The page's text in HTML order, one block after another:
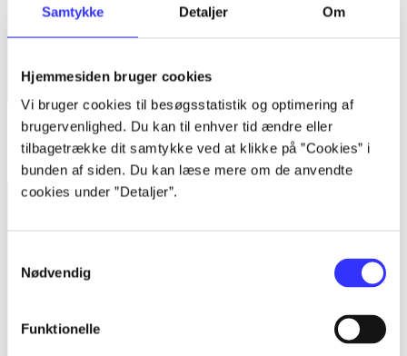
Samtykke Detaljer Om
Hjemmesiden bruger cookies
Vi bruger cookies til besøgsstatistik og optimering af
brugervenlighed. Du kan til enhver tid ændre eller
tilbagetrække dit samtykke ved at klikke på ”Cookies” i
bunden af siden. Du kan læse mere om de anvendte
cookies under ”Detaljer”.
Nødvendig
Funktionelle
Bind 1 -Rationalitet og magt. Bind 1 : Det konkretes videnskab
Bent Flyvbjerg